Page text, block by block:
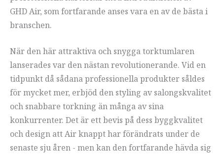
GHD Air, som fortfarande anses vara en av de bästa i
branschen.
När den här attraktiva och snygga torktumlaren
lanserades var den nästan revolutionerande. Vid en
tidpunkt då sådana professionella produkter såldes
för mycket mer, erbjöd den styling av salongskvalitet
och snabbare torkning än många av sina
konkurrenter. Det är ett bevis på dess byggkvalitet
och design att Air knappt har förändrats under de
senaste sju åren - men kan den fortfarande hävda sig